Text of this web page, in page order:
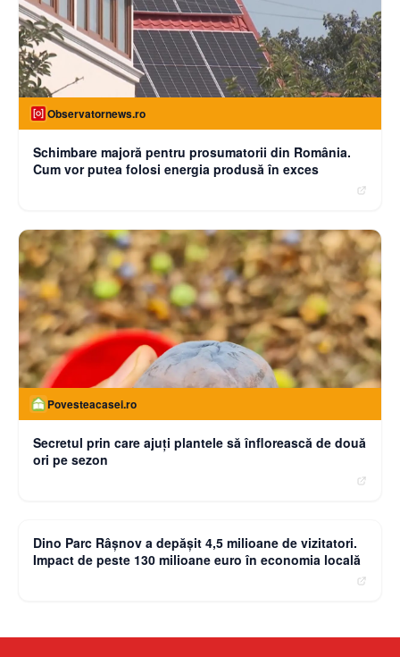
Observatornews.ro
Schimbare majoră pentru prosumatorii din România.
Cum vor putea folosi energia produsă în exces
Povesteacasei.ro
Secretul prin care ajuți plantele să înflorească de două
ori pe sezon
Dino Parc Râșnov a depășit 4,5 milioane de vizitatori.
Impact de peste 130 milioane euro în economia locală